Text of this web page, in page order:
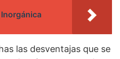
las desventajas que se